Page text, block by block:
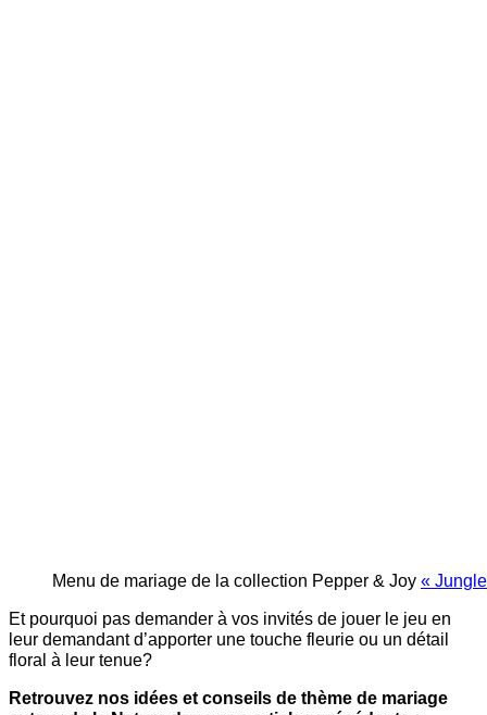
Menu de mariage de la collection Pepper & Joy «
Et pourquoi pas demander à vos invités de jouer le jeu en
leur demandant d’apporter une touche fleurie ou un détail
floral à leur tenue?
Retrouvez nos idées et conseils de thème de mariage